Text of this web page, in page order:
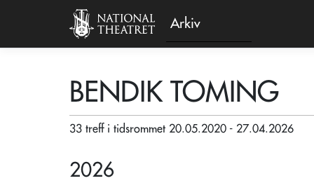
Arkiv
BENDIK TOMING
33 treff i tidsrommet 20.05.2020 - 27.04.2026
2026